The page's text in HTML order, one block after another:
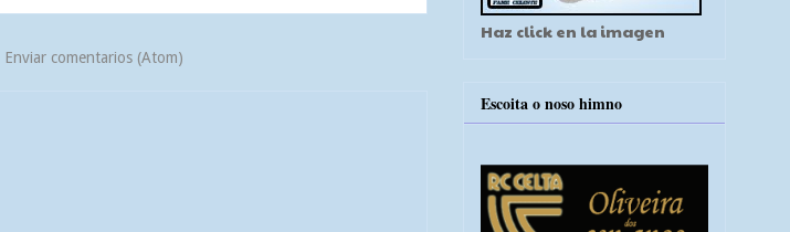
Enviar comentarios (Atom)
Haz click en la imagen
Escoita o noso himno